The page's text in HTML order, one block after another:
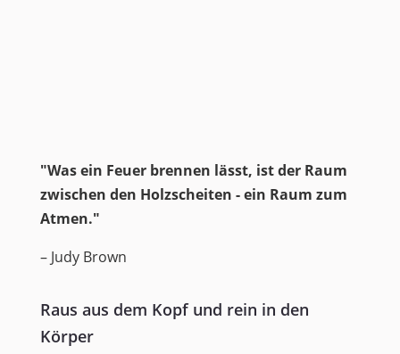
"Was ein Feuer brennen lässt, ist der Raum
zwischen den Holzscheiten - ein Raum zum
Atmen."
– Judy Brown
Raus aus dem Kopf und rein in den
Körper